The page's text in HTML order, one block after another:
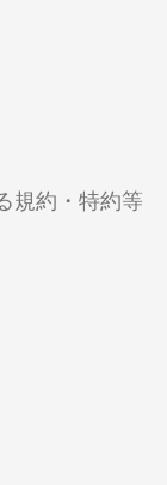
規約・特約等